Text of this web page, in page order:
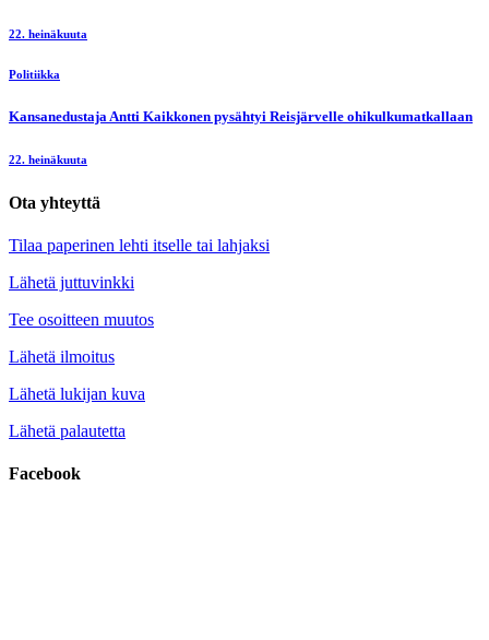
22. heinäkuuta
Politiikka
Kansanedustaja Antti Kaikkonen pysähtyi Reisjärvelle ohikulkumatkallaan
22. heinäkuuta
Ota yhteyttä
Tilaa paperinen lehti itselle tai lahjaksi
Lähetä juttuvinkki
Tee osoitteen muutos
Lähetä ilmoitus
Lähetä lukijan kuva
Lähetä palautetta
Facebook